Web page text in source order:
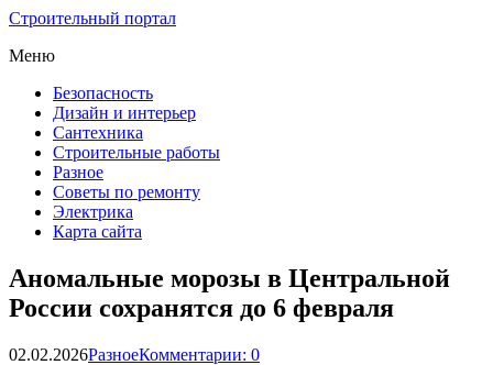
Строительный портал
Меню
Безопасность
Дизайн и интерьер
Сантехника
Строительные работы
Разное
Советы по ремонту
Электрика
Карта сайта
Аномальные морозы в Центральной
России сохранятся до 6 февраля
02.02.2026РазноеКомментарии: 0